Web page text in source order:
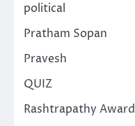
political
Pratham Sopan
Pravesh
QUIZ
Rashtrapathy Award